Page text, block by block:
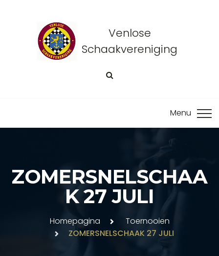
Venlose
Schaakvereniging
ZOMERSNELSCHAA
K 27 JULI
Homepagina
Toernooien
ZOMERSNELSCHAAK 27 JULI